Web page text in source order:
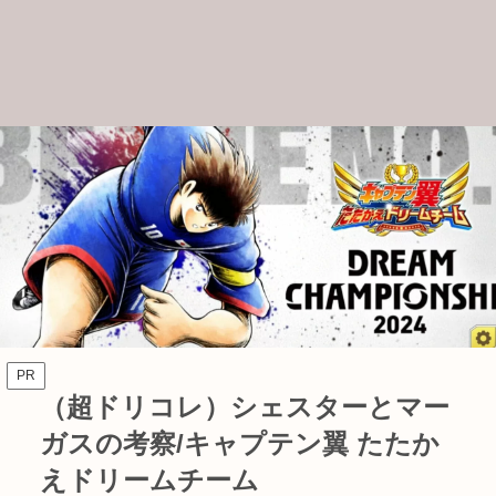
PR
（超ドリコレ）シェスターとマー
ガスの考察/キャプテン翼 たたか
えドリームチーム